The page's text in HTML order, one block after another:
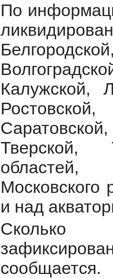
По
Калужской,
Тверской,
областей,
Московского
и над
Сколько
сообщается.